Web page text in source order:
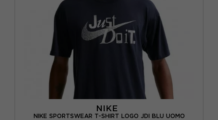
NIKE
NIKE SPORTSWEAR T-SHIRT LOGO JDI BLU UOMO